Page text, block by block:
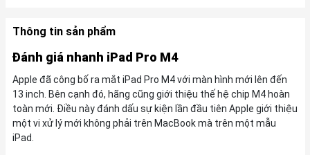
Thông tin sản phẩm
Đánh giá nhanh iPad Pro M4
Apple đã công bố ra mắt iPad Pro M4 với màn hình mới lên đến
13 inch. Bên cạnh đó, hãng cũng giới thiệu thế hệ chip M4 hoàn
toàn mới. Điều này đánh dấu sự kiện lần đầu tiên Apple giới thiệu
một vi xử lý mới không phải trên MacBook mà trên một mẫu
iPad.